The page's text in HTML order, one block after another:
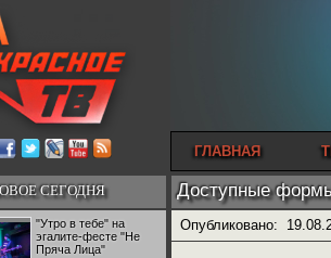
ГЛАВНАЯ
СЕГОДНЯ
"Утро в тебе" на
эгалите-фесте "Не
Пряча Лица"
Доступные
Опубликовано: